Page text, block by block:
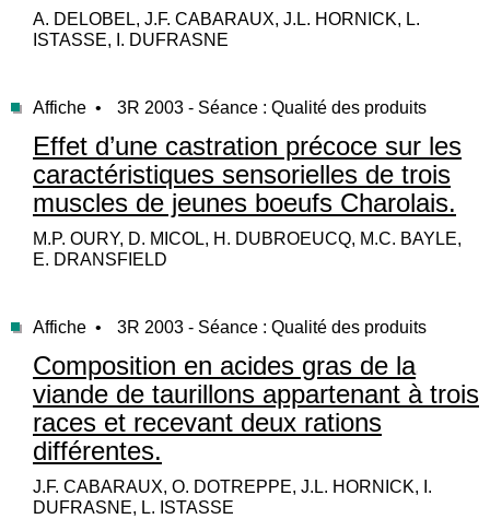
A. DELOBEL, J.F. CABARAUX, J.L. HORNICK, L.
ISTASSE, I. DUFRASNE
Affiche • 3R 2003 - Séance : Qualité des produits
Effet d’une castration précoce sur les
caractéristiques sensorielles de trois
muscles de jeunes boeufs Charolais.
M.P. OURY, D. MICOL, H. DUBROEUCQ, M.C. BAYLE,
E. DRANSFIELD
Affiche • 3R 2003 - Séance : Qualité des produits
Composition en acides gras de la
viande de taurillons appartenant à trois
races et recevant deux rations
différentes.
J.F. CABARAUX, O. DOTREPPE, J.L. HORNICK, I.
DUFRASNE, L. ISTASSE